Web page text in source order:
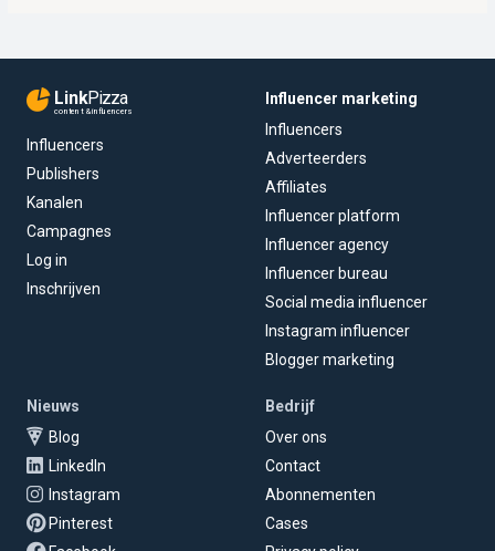
LinkPizza
content & influencers
Influencers
Publishers
Kanalen
Campagnes
Log in
Inschrijven
Influencer marketing
Influencers
Adverteerders
Affiliates
Influencer platform
Influencer agency
Influencer bureau
Social media influencer
Instagram influencer
Blogger marketing
Nieuws
Blog
LinkedIn
Instagram
Pinterest
Bedrijf
Over ons
Contact
Abonnementen
Cases